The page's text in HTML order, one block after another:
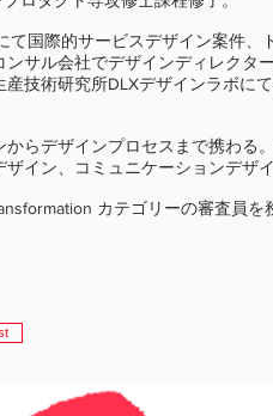
て国際的サービスデザイン案件、
サル会社でデザインディレクタ
技術研究所DLXデザインラボに
らデザインプロセスまで携わる
イン、コミュニケーションデザイ
カテゴリーの審査員を